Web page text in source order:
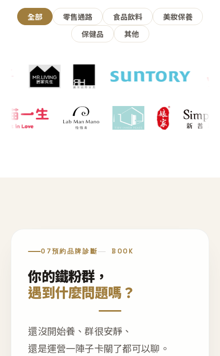
全部 零售通路 食品飲料
美妝保養
保健品
其他
07預約品牌診斷 BOOK
你的鐵粉群，
遇到什麼問題嗎？
還沒開始養、群很安靜、
還是運營一陣子卡關了都可以聊。